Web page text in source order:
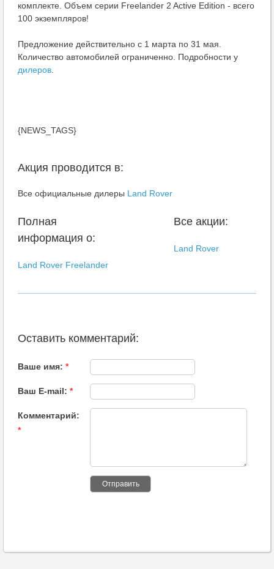
комплекте. Объем серии Freelander 2 Active Edition - всего
100 экземпляров!
Предложение действительно с 1 марта по 31 мая.
Количество автомобилей ограниченно. Подробности у
дилеров
{NEWS_TAGS}
Акция проводится в:
Все официальные дилеры Land Rover
Полная
информация о:
Land Rover Freelander
Все акции:
Land Rover
Оставить комментарий:
Ваше имя: *
Ваш E-mail: *
Комментарий:
*
Отправить